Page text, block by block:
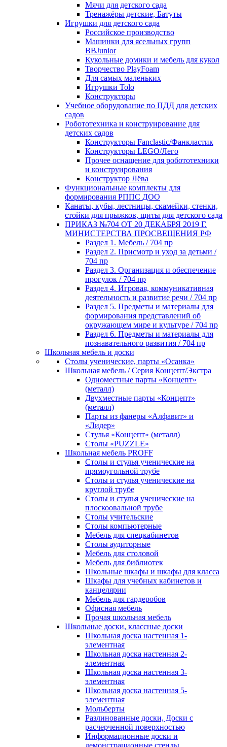
Мячи для детского сада
Тренажёры детские, Батуты
Игрушки для детского сада
Российское производство
Машинки для ясельных групп
BBJunior
Кукольные домики и мебель для кукол
Творчество PlayFoam
Для самых маленьких
Игрушки Tolo
Конструкторы
Учебное оборудование по ПДД для детских
садов
Робототехника и конструирование для
детских садов
Конструкторы Fanclastic/Фанкластик
Конструкторы LEGO/Лего
Прочее оснащение для робототехники
и конструирования
Конструктор Лёва
Функциональные комплекты для
формирования РППС ДОО
Канаты, кубы, лестницы, скамейки, стенки,
стойки для прыжков, щиты для детского сада
ПРИКАЗ №704 ОТ 20 ДЕКАБРЯ 2019 Г.
МИНИСТЕРСТВА ПРОСВЕЩЕНИЯ РФ
Раздел 1. Мебель / 704 пр
Раздел 2. Присмотр и уход за детьми /
704 пр
Раздел 3. Организация и обеспечение
прогулок / 704 пр
Раздел 4. Игровая, коммуникативная
деятельность и развитие речи / 704 пр
Раздел 5. Предметы и материалы для
формирования представлений об
окружающем мире и культуре / 704 пр
Раздел 6. Предметы и материалы для
познавательного развития / 704 пр
Школьная мебель и доски
Столы ученические, парты «Осанка»
Школьная мебель / Серия Концепт/Экстра
Одноместные парты «Концепт»
(металл)
Двухместные парты «Концепт»
(металл)
Парты из фанеры «Алфавит» и
«Лидер»
Стулья «Концепт» (металл)
Столы «PUZZLE»
Школьная мебель PROFF
Столы и стулья ученические на
прямоугольной трубе
Столы и стулья ученические на
круглой трубе
Столы и стулья ученические на
плоскоовальной трубе
Столы учительские
Столы компьютерные
Мебель для спецкабинетов
Столы аудиторные
Мебель для столовой
Мебель для библиотек
Школьные шкафы и шкафы для класса
Шкафы для учебных кабинетов и
канцелярии
Мебель для гардеробов
Офисная мебель
Прочая школьная мебель
Школьные доски, классные доски
Школьная доска настенная 1-
элементная
Школьная доска настенная 2-
элементная
Школьная доска настенная 3-
элементная
Школьная доска настенная 5-
элементная
Мольберты
Разлинованные доски, Доски с
расчерченной поверхностью
Информационные доски и